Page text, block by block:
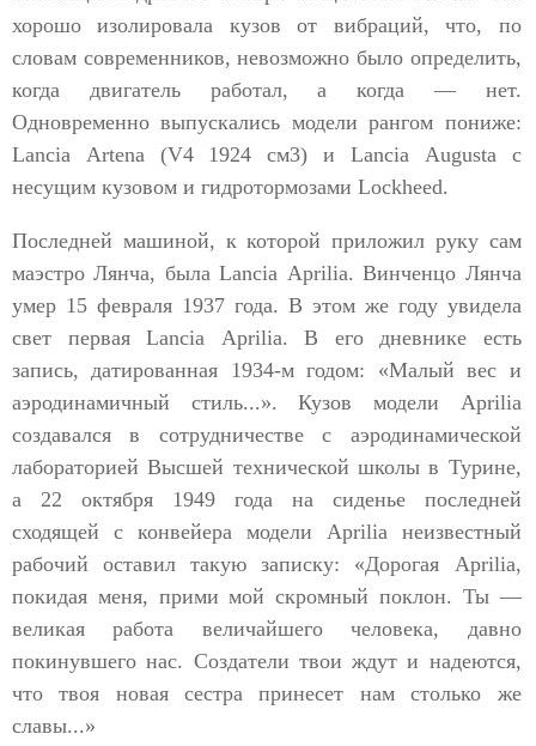
хорошо изолировала кузов от вибраций, что, по
словам современников, невозможно было определить,
когда двигатель работал, а когда — нет.
Одновременно выпускались модели рангом пониже:
Lancia Аrtena (V4 1924 см3) и Lancia Аugusta с
несущим кузовом и гидротормозами Lockheed.
Последней машиной, к которой приложил руку сам
маэстро Лянча, была Lancia Аprilia. Винченцо Лянча
умер 15 февраля 1937 года. В этом же году увидела
свет первая Lancia Аprilia. В его дневнике есть
запись, датированная 1934-м годом: «Малый вес и
аэродинамичный стиль...». Кузов модели Aprilia
создавался в сотрудничестве с аэродинамической
лабораторией Высшей технической школы в Турине,
а 22 октября 1949 года на сиденье последней
сходящей с конвейера модели Аprilia неизвестный
рабочий оставил такую записку: «Дорогая Аprilia,
покидая меня, прими мой скромный поклон. Ты —
великая работа величайшего человека, давно
покинувшего нас. Создатели твои ждут и надеются,
что твоя новая сестра принесет нам столько же
славы...»